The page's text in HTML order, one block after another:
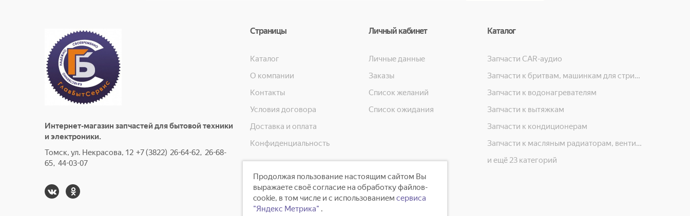
Интернет-магазин запчастей для бытовой техники
и электроники.
Томск, ул. Некрасова, 12 +7 (3822) 26-64-62, 26-68-
65, 44-03-07
Страницы
Каталог
О компании
Контакты
Условия договора
Доставка и оплата
Конфиденциальность
Личный кабинет
Личные данные
Заказы
Список желаний
Список ожидания
Каталог
Запчасти CAR-аудио
Запчасти к бритвам, машинкам для стрижки, фенам, эпиляторам, зубным щёткам
Запчасти к водонагревателям
Запчасти к вытяжкам
Запчасти к кондиционерам
Запчасти к масляным радиаторам, вентиляторам, увлажнителям воздуха и теплотехнике
и ещё 23 категорий
Продолжая пользование настоящим сайтом Вы
выражаете своё согласие на обработку файлов-
cookie, в том числе и с использованием сервиса
"Яндекс Метрика" .